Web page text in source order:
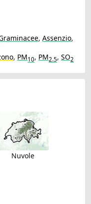
, Assenzio,
, PM10, PM2.5, SO2
Nuvole